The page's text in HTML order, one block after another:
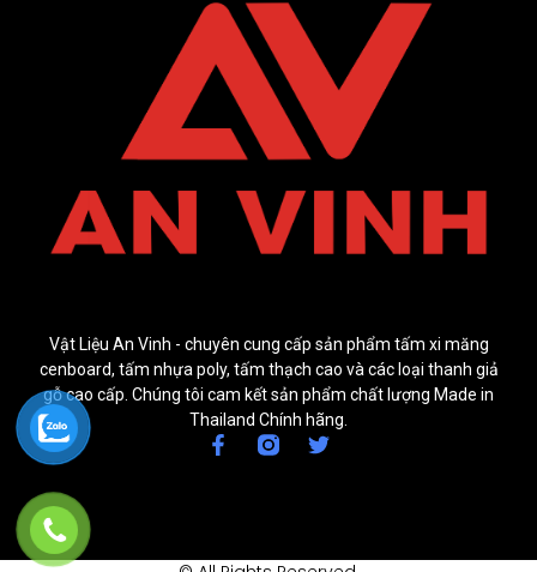
Vật Liệu An Vinh - chuyên cung cấp sản phẩm tấm xi măng
cenboard, tấm nhựa poly, tấm thạch cao và các loại thanh giả
gỗ cao cấp. Chúng tôi cam kết sản phẩm chất lượng Made in
Thailand Chính hãng.